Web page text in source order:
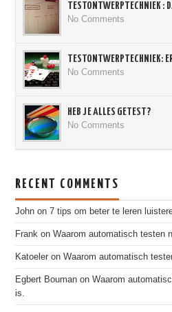
TESTONTWERPTECHNIEK :
No Comments
TESTONTWERPTECHNIEK:
No Comments
HEB JE ALLES GETEST?
No Comments
RECENT COMMENTS
John on 7 tips om beter te leren
Frank onWaarom automatisch testen
Katoeler onWaarom automatisch
Egbert Bouman onWaarom
is.